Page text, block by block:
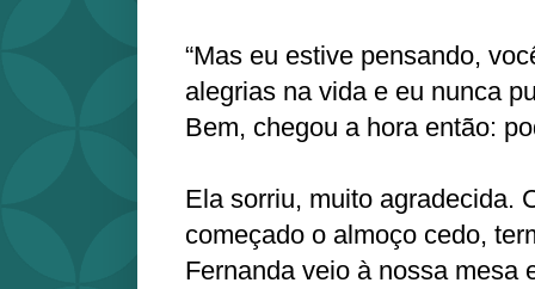
“Mas eu estive pensando,
alegrias na vida e eu nunca
Bem, chegou a hora então:
Ela sorriu, muito agradecida.
começado o almoço cedo,
Fernanda veio à nossa mesa